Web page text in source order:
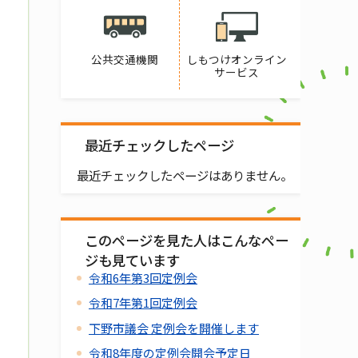
公共交通機関
しもつけオンライン
サービス
最近チェックしたページ
最近チェックしたページはありません。
このページを見た人はこんなペー
ジも見ています
令和6年第3回定例会
令和7年第1回定例会
下野市議会 定例会を開催します
令和8年度の定例会開会予定日